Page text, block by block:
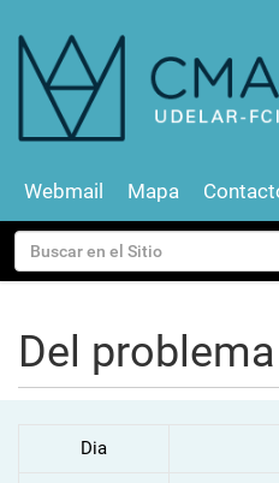
Buscar
Búsqueda Avanzada…
Webmail Mapa
v
Del
Dia